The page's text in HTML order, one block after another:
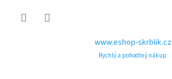
www.eshop-skrblik.cz
Rychlý a pohodlný nákup